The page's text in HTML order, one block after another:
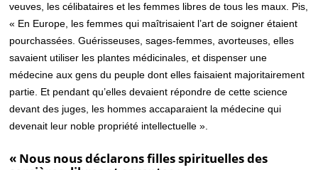
veuves, les célibataires et les femmes libres de tous les maux. Pis,
« En Europe, les femmes qui maîtrisaient l’art de soigner étaient
pourchassées. Guérisseuses, sages-femmes, avorteuses, elles
savaient utiliser les plantes médicinales, et dispenser une
médecine aux gens du peuple dont elles faisaient majoritairement
partie. Et pendant qu’elles devaient répondre de cette science
devant des juges, les hommes accaparaient la médecine qui
devenait leur noble propriété intellectuelle ».
« Nous nous déclarons filles spirituelles des